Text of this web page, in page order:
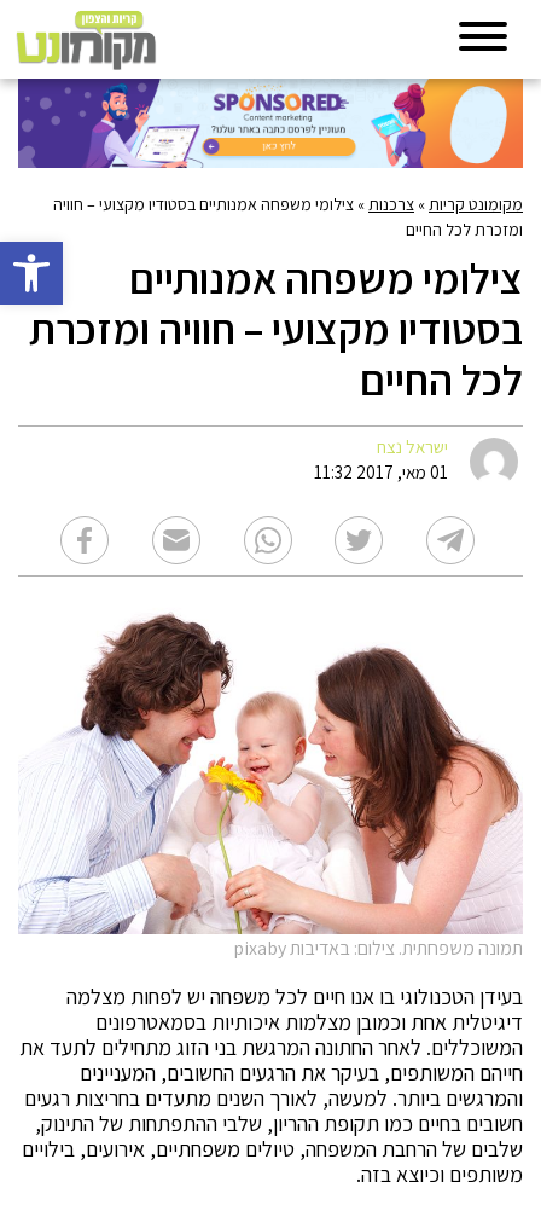
פתח
מקומונט קריות » צרכנות » צילומי משפחה אמנותיים בסטודיו מקצועי – חוויה
ומזכרת לכל החיים
צילומי משפחה אמנותיים
בסטודיו מקצועי – חוויה ומזכרת
לכל החיים
ישראל נצח
01 מאי, 2017 11:32
תמונה משפחתית. צילום: באדיבות pixaby
בעידן הטכנולוגי בו אנו חיים לכל משפחה יש לפחות מצלמה
דיגיטלית אחת וכמובן מצלמות איכותיות בסמאטרפונים
המשוכללים. לאחר החתונה המרגשת בני הזוג מתחילים לתעד את
חייהם המשותפים, בעיקר את הרגעים החשובים, המעניינים
והמרגשים ביותר. למעשה, לאורך השנים מתעדים בחריצות רגעים
חשובים בחיים כמו תקופת ההריון, שלבי ההתפתחות של התינוק,
שלבים של הרחבת המשפחה, טיולים משפחתיים, אירועים, בילויים
משותפים וכיוצא בזה.